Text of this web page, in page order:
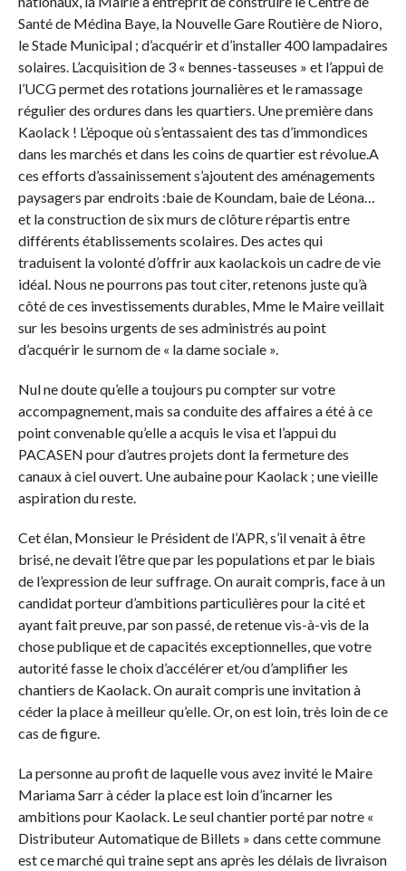
Santé de Médina Baye, la Nouvelle Gare Routière de Nioro,
le Stade Municipal ; d’acquérir et d’installer 400 lampadaires
solaires. L’acquisition de 3 « bennes-tasseuses » et l’appui de
l’UCG permet des rotations journalières et le ramassage
régulier des ordures dans les quartiers. Une première dans
Kaolack ! L’époque où s’entassaient des tas d’immondices
dans les marchés et dans les coins de quartier est révolue.A
ces efforts d’assainissement s’ajoutent des aménagements
paysagers par endroits :baie de Koundam, baie de Léona…
et la construction de six murs de clôture répartis entre
différents établissements scolaires. Des actes qui
traduisent la volonté d’offrir aux kaolackois un cadre de vie
idéal. Nous ne pourrons pas tout citer, retenons juste qu’à
côté de ces investissements durables, Mme le Maire veillait
sur les besoins urgents de ses administrés au point
d’acquérir le surnom de « la dame sociale ».
Nul ne doute qu’elle a toujours pu compter sur votre
accompagnement, mais sa conduite des affaires a été à ce
point convenable qu’elle a acquis le visa et l’appui du
PACASEN pour d’autres projets dont la fermeture des
canaux à ciel ouvert. Une aubaine pour Kaolack ; une vieille
aspiration du reste.
Cet élan, Monsieur le Président de l’APR, s’il venait à être
brisé, ne devait l’être que par les populations et par le biais
de l’expression de leur suffrage. On aurait compris, face à un
candidat porteur d’ambitions particulières pour la cité et
ayant fait preuve, par son passé, de retenue vis-à-vis de la
chose publique et de capacités exceptionnelles, que votre
autorité fasse le choix d’accélérer et/ou d’amplifier les
chantiers de Kaolack. On aurait compris une invitation à
céder la place à meilleur qu’elle. Or, on est loin, très loin de ce
cas de figure.
La personne au profit de laquelle vous avez invité le Maire
Mariama Sarr à céder la place est loin d’incarner les
ambitions pour Kaolack. Le seul chantier porté par notre «
Distributeur Automatique de Billets » dans cette commune
est ce marché qui traine sept ans après les délais de livraison